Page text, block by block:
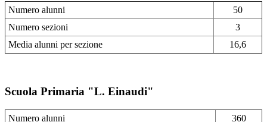
Numero alunni
50
Numero sezioni
3
Media alunni per sezione
16,6
Scuola Primaria "L. Einaudi"
Numero alunni
360